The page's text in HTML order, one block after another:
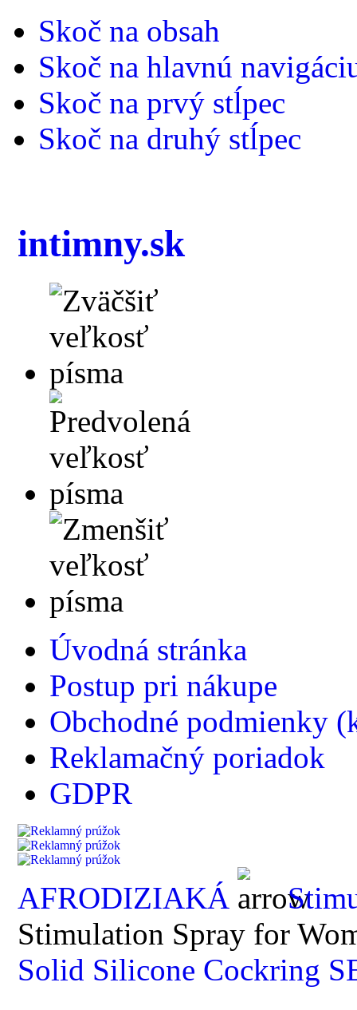
Skoč na obsah
Skoč na hlavnú
Skoč na prvý stĺpec
Skoč na druhý stĺpec
intimny.sk
Úvodná stránka
Postup pri nákupe
Obchodné podmienky
Reklamačný poriadok
GDPR
AFRODIZIAKÁ
Stimulation Spray for
Solid Silicone Cockring S